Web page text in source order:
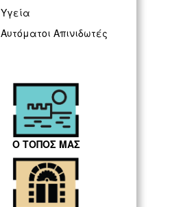
Υγεία
Αυτόματοι Απινιδωτές
Ο ΤΟΠΟΣ ΜΑΣ